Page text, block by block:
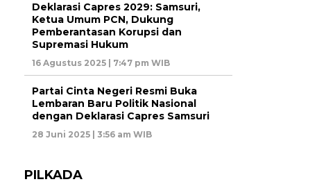
Deklarasi Capres 2029: Samsuri,
Ketua Umum PCN, Dukung
Pemberantasan Korupsi dan
Supremasi Hukum
16 Agustus 2025 | 7:47 pm WIB
Partai Cinta Negeri Resmi Buka
Lembaran Baru Politik Nasional
dengan Deklarasi Capres Samsuri
28 Juni 2025 | 3:56 am WIB
PILKADA